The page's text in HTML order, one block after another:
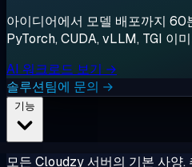
아이디어에서 모델 배포까지 60
PyTorch, CUDA, vLLM, TGI 이
AI 워크로드 보기 →
솔루션팀에 문의 →
모든 Cloudzy 서버의 기본 사양.